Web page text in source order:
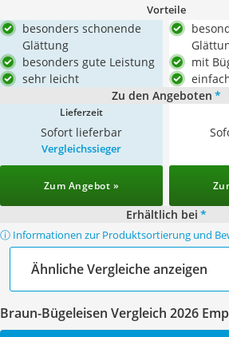
Vorteile
besonders schonende
Glättung
besonders gute Leistung
sehr leicht
mit
Zu den Angeboten *
Lieferzeit
Sofort lieferbar
Vergleichssieger
Zum Angebot »
Erhältlich bei *
ⓘ Informationen zur Produktsortierung und
Ähnliche Vergleiche anzeigen
Braun-Bügeleisen Vergleich 2026